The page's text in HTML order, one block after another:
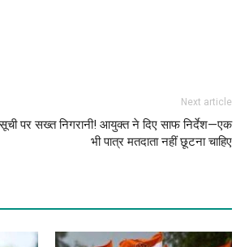
Next article
सूची पर सख्त निगरानी! आयुक्त ने दिए साफ निर्देश—एक
भी पात्र मतदाता नहीं छूटना चाहिए